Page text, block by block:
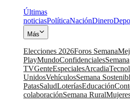
Últimas
noticiasPolíticaNaciónDinero
Más
Elecciones 2026Foros Semana
PlayMundoConfidencialesSemana
TVGenteEspecialesArcadia
UnidosVehículosSemana
PatasSaludLoteríasEducación
colaboraciónSemana Rural